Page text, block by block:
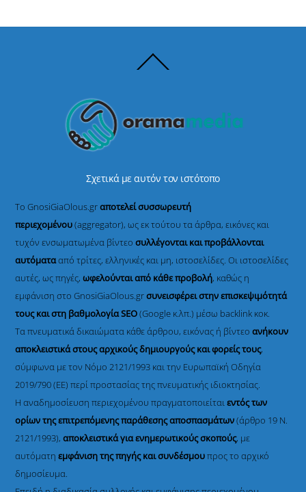
To
Σχετικά με αυτόν τον ιστότοπο
Το GnosiGiaOlous.grαποτελεί συσσωρευτή
περιεχομένου(aggregator), ως εκ τούτου τα άρθρα, εικόνες και
τυχόν ενσωματωμένα βίντεοσυλλέγονται και προβάλλονται
αυτόματααπό τρίτες, ελληνικές και μη, ιστοσελίδες. Οι ιστοσελίδες
αυτές, ως πηγές,ωφελούνται από κάθε προβολή, καθώς η
εμφάνιση στο GnosiGiaOlous.grσυνεισφέρει στην επισκεψιμότητά
τους και στη βαθμολογία SEO(Google κ.λπ.) μέσω backlink κοκ.
Τα πνευματικά δικαιώματα κάθε άρθρου, εικόνας ή βίντεοανήκουν
αποκλειστικά στους αρχικούς δημιουργούς και φορείς τους,
σύμφωνα με τον Νόμο 2121/1993 και την Ευρωπαϊκή Οδηγία
2019/790 (ΕΕ) περί προστασίας της πνευματικής ιδιοκτησίας.
Η αναδημοσίευση περιεχομένου πραγματοποιείταιεντός των
ορίων της επιτρεπόμενης παράθεσης αποσπασμάτων(άρθρο 19 Ν.
2121/1993), αποκλειστικά για ενημερωτικούς σκοπούς, με
αυτόματηεμφάνιση της πηγής και συνδέσμουπρος το αρχικό
δημοσίευμα.